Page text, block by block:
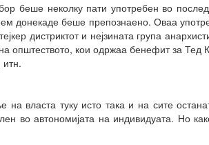
беше неколку пати употребен во
донекаде беше препознаено. Оваа
дистриктот и нејзината група
општеството, кои одржаа бенефит за Тед
власта туку исто така и на сите
во автономијата на индивидуата. Но